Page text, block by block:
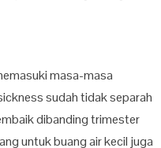
masa-masa
sudah tidak separah
dibanding trimester
untuk buang air kecil juga